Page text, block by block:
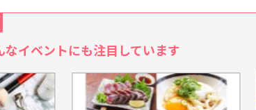
イベントにも注目しています